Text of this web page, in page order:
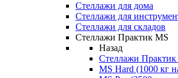
Стеллажи для дома
Стеллажи для
Стеллажи для складов
Стеллажи Практик MS
Назад
Стеллажи Практик
MS Hard (1000 кг